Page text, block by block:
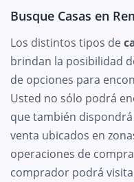
Busque Casas en
Los distintos tipos de
brindan la posibilidad
de opciones para
Usted no sólo podrá
que también
venta ubicados en
operaciones de
comprador podrá